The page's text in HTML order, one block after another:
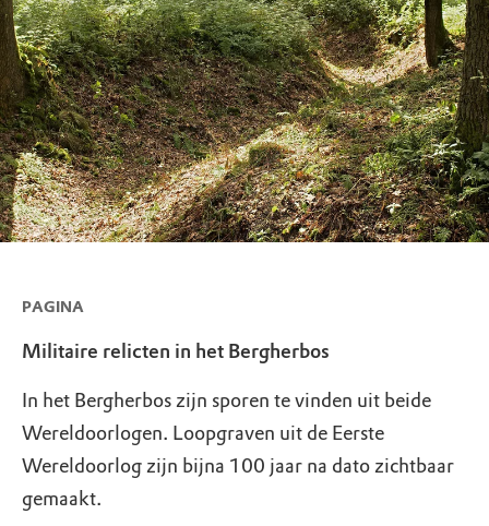
PAGINA
Militaire relicten in het Bergherbos
In het Bergherbos zijn sporen te vinden uit beide
Wereldoorlogen. Loopgraven uit de Eerste
Wereldoorlog zijn bijna 100 jaar na dato zichtbaar
gemaakt.